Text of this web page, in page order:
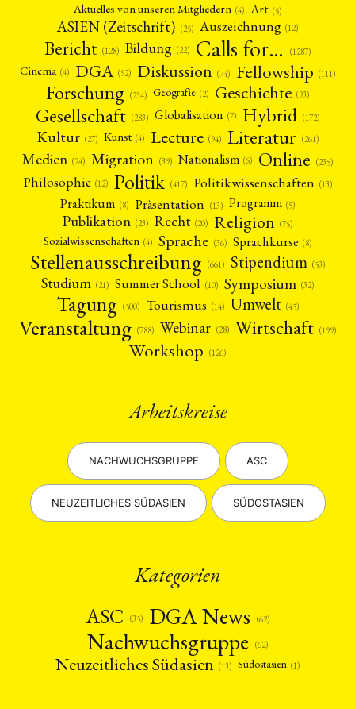
Aktuelles von unseren Mitgliedern (4) Art (5)
ASIEN (Zeitschrift) (25) Auszeichnung (12)
Bericht (128) Bildung (22) Calls for… (1287)
Cinema (4) DGA (92) Diskussion (74) Fellowship (111)
Forschung (234) Geografie (2) Geschichte (93)
Gesellschaft (283) Globalisation (7) Hybrid (172)
Kultur (27) Kunst (4) Lecture (94) Literatur (261)
Medien (24) Migration (39) Nationalism (6) Online (235)
Philosophie (12) Politik (417) Politikwissenschaften (13)
Praktikum (8) Präsentation (13) Programm (5)
Publikation (23) Recht (20) Religion (75)
Sozialwissenschaften (4) Sprache (36) Sprachkurse (8)
Stellenausschreibung (661) Stipendium (53)
Studium (21) Summer School (10) Symposium (32)
Tagung (500) Tourismus (14) Umwelt (45)
Veranstaltung (788) Webinar (28) Wirtschaft (199)
Workshop (126)
Arbeitskreise
NACHWUCHSGRUPPE ASC
NEUZEITLICHES SÜDASIEN SÜDOSTASIEN
Kategorien
ASC
(35) DGA News (62)
Nachwuchsgruppe (62)
Neuzeitliches Südasien (13) Südostasien (1)